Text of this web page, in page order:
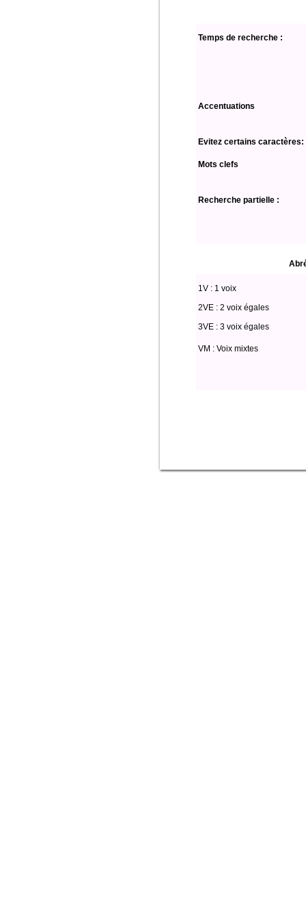
Temps de recherche :
Accentuations
Evitez certains caractères:
Mots clefs
Recherche partielle :
1V : 1 voix
2VE : 2 voix égales
3VE : 3 voix égales
VM : Voix mixtes